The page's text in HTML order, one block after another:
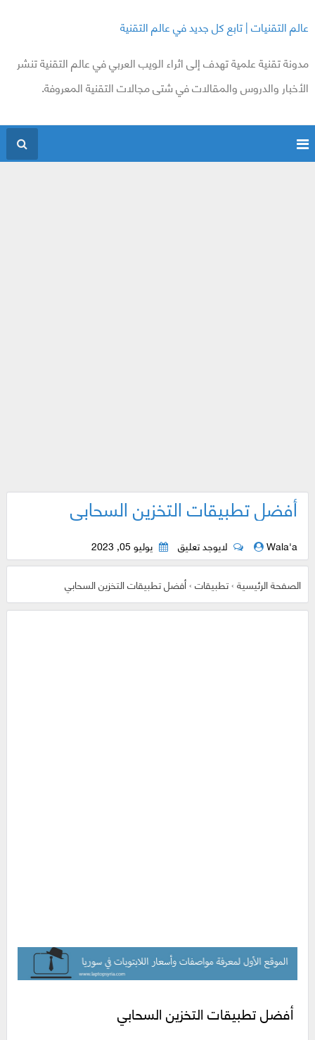
عالم التقنيات | تابع كل جديد في عالم التقنية
مدونة تقنية علمية تهدف إلى اثراء الويب العربي في عالم التقنية تنشر
الأخبار والدروس والمقالات في شتى مجالات التقنية المعروفة.
أفضل تطبيقات التخزين السحابي
Wala'a لايوجد تعليق يوليو 05, 2023
الصفحة الرئيسية›تطبيقات›أفضل تطبيقات التخزين السحابي
أفضل تطبيقات التخزين السحابي